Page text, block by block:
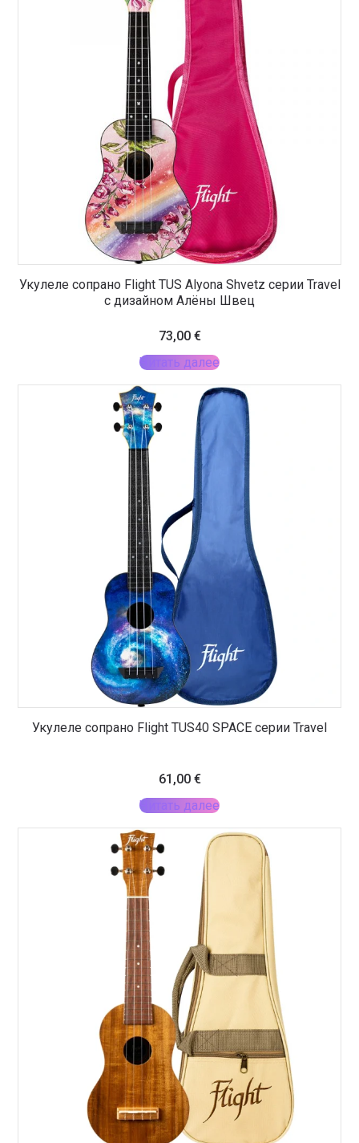
Укулеле сопрано Flight TUS Alyona Shvetz серии Travel
с дизайном Алёны Швец
73,00 €
Читать далее
Укулеле сопрано Flight TUS40 SPACE серии Travel
61,00 €
Читать далее